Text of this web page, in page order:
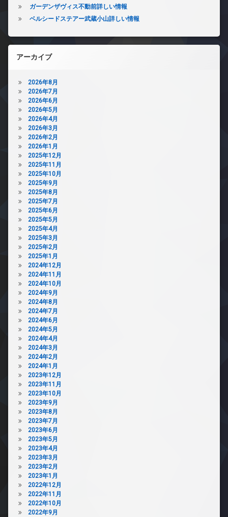
ガーデンザヴィス不動前詳しい情報
ベルシードステアー武蔵小山詳しい情報
アーカイブ
2026年8月
2026年7月
2026年6月
2026年5月
2026年4月
2026年3月
2026年2月
2026年1月
2025年12月
2025年11月
2025年10月
2025年9月
2025年8月
2025年7月
2025年6月
2025年5月
2025年4月
2025年3月
2025年2月
2025年1月
2024年12月
2024年11月
2024年10月
2024年9月
2024年8月
2024年7月
2024年6月
2024年5月
2024年4月
2024年3月
2024年2月
2024年1月
2023年12月
2023年11月
2023年10月
2023年9月
2023年8月
2023年7月
2023年6月
2023年5月
2023年4月
2023年3月
2023年2月
2023年1月
2022年12月
2022年11月
2022年10月
2022年9月